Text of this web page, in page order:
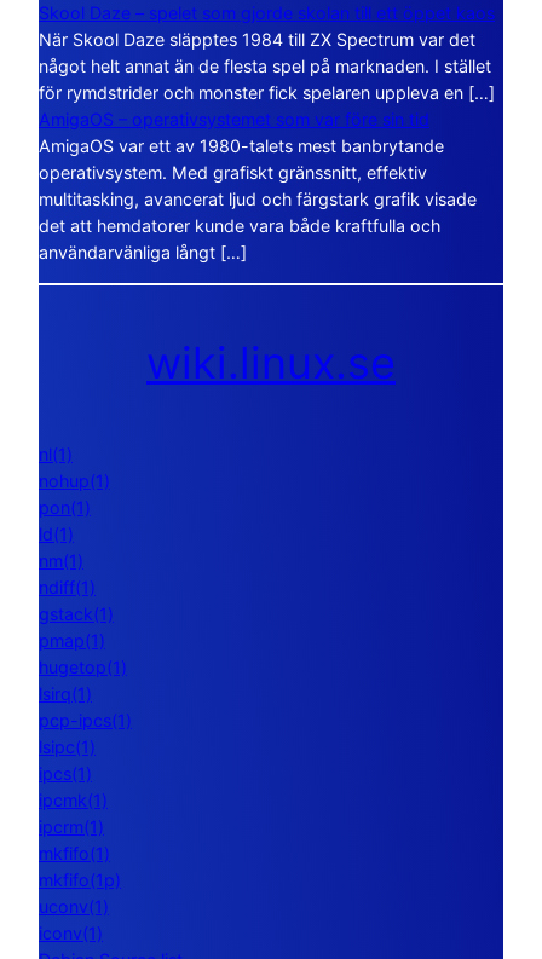
Skool Daze – spelet som gjorde skolan till ett öppet kaos
När Skool Daze släpptes 1984 till ZX Spectrum var det
något helt annat än de flesta spel på marknaden. I stället
för rymdstrider och monster fick spelaren uppleva en […]
AmigaOS – operativsystemet som var före sin tid
AmigaOS var ett av 1980-talets mest banbrytande
operativsystem. Med grafiskt gränssnitt, effektiv
multitasking, avancerat ljud och färgstark grafik visade
det att hemdatorer kunde vara både kraftfulla och
användarvänliga långt […]
wiki.linux.se
nl(1)
nohup(1)
pon(1)
ld(1)
nm(1)
ndiff(1)
gstack(1)
pmap(1)
hugetop(1)
lsirq(1)
pcp-ipcs(1)
lsipc(1)
ipcs(1)
ipcmk(1)
ipcrm(1)
mkfifo(1)
mkfifo(1p)
uconv(1)
iconv(1)